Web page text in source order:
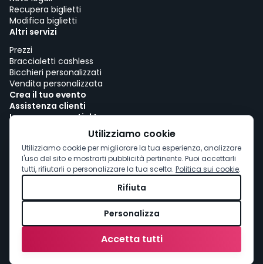
Recupera biglietti
Modifica biglietti
Altri servizi
Prezzi
Braccialetti cashless
Bicchieri personalizzati
Vendita personalizzata
Crea il tuo evento
Assistenza clienti
Lavora con woutick!
Consenso ai cookieUtilizziamo cookie
Utilizziamo cookie per migliorare la tua esperienza, analizzare
l'uso del sito e mostrarti pubblicità pertinente. Puoi accettarli
tutti, rifiutarli o personalizzare la tua scelta. Politica sui cookie.
Rifiuta
Personalizza
Accetta tutti